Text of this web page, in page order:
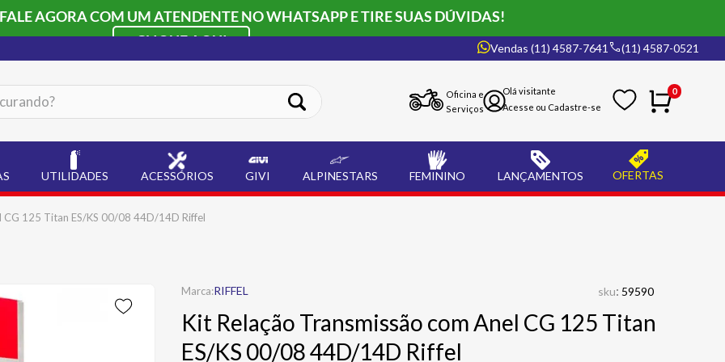
AGORA COM UM ATENDENTE NO WHATSAPP E TIRE SUAS DÚVIDAS!
CLIQUE AQUI
Vendas (11) 4587-7641 (11) 4587-0521
Oficina e
Serviços
0
UTILIDADES ACESSÓRIOS GIVI ALPINESTARS FEMININO LANÇAMENTOS OFERTAS
CG 125 Titan ES/KS 00/08 44D/14D Riffel
RIFFEL sku: 59590
Kit Relação Transmissão com Anel CG 125 Titan
ES/KS 00/08 44D/14D Riffel